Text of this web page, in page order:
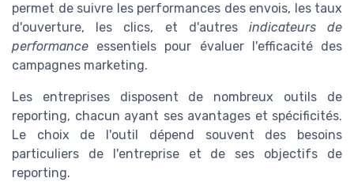
permet de suivre les performances des envois, les taux
d'ouverture, les clics, et d'autres indicateurs de
performance essentiels pour évaluer l'efficacité des
campagnes marketing.
Les entreprises disposent de nombreux outils de
reporting, chacun ayant ses avantages et spécificités.
Le choix de l'outil dépend souvent des besoins
particuliers de l'entreprise et de ses objectifs de
reporting.